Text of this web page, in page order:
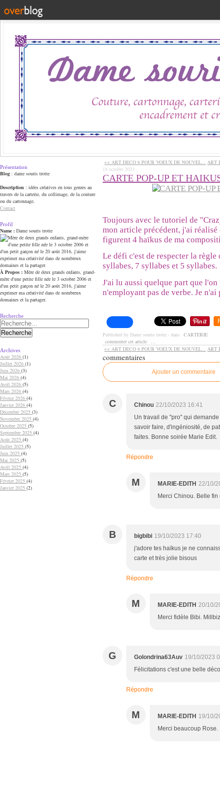
Présentation
Blog : dame souris trotte
Description : idées créatives en tous genres au
travers de la carterie, du collimage, de la couture
ou du cartonnage.
Contact
Profil
Name : Dame souris trotte
À Propos : Mère de deux grands enfants, grand-
mère d'une petite fille née le 3 octobre 2006 et
d'un petit garçon né le 20 août 2016, j'aime
exprimer ma créativité dans de nombreux
domaines et la partager.
Recherche
Archives
Août 2026 (1)
Juillet 2026 (1)
Juin 2026 (3)
Mai 2026 (4)
Avril 2026 (5)
Mars 2026 (4)
Février 2026 (4)
Janvier 2026 (4)
Décembre 2025 (3)
Novembre 2025 (4)
Octobre 2025 (5)
Septembre 2025 (4)
Août 2025 (4)
Juillet 2025 (5)
Juin 2025 (4)
Mai 2025 (5)
Avril 2025 (4)
Mars 2025 (5)
Février 2025 (4)
Janvier 2025 (2)
<< ART DECO 6 POUR VOEUX DE NOUVEL... ART
18 octobre 2023
CARTE POP-UP ET
Toujours avec le tutoriel de
mon article précédent, j'ai
figurent 4 haïkus de ma
Le défi c'est de respecter la
syllabes, 7 syllabes et 5 syllabes.
J'ai lu aussi quelque part que
n'employant pas de verbe. Je n'ai
Published by Dame souris trotte - dans CARTERIE
commenter cet article
…
<< ART DECO 6 POUR VOEUX DE NOUVEL... ART
commentaires
Ajouter un commentaire
C Chinou 22/10/2023 16:41
Un travail de "pro" qui
savoir faire, d'ingéniosité, de
faites. Bonne soirée Marie Edit.
Répondre
M MARIE-EDITH 22/10/
Merci Chinou. Belle fin
B bigbibi 19/10/2023 17:40
j'adore tes haïkus je ne
carte et très jolie bisous
Répondre
M MARIE-EDITH 20/10/
Merci fidèle Bibi.
G Golondrina63Auv 19/10/2023
Félicitations c'est une belle
Répondre
M MARIE-EDITH 19/10/
Merci beaucoup